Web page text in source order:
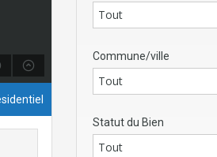
Tout
Commune/ville
Tout
Statut du Bien
Tout